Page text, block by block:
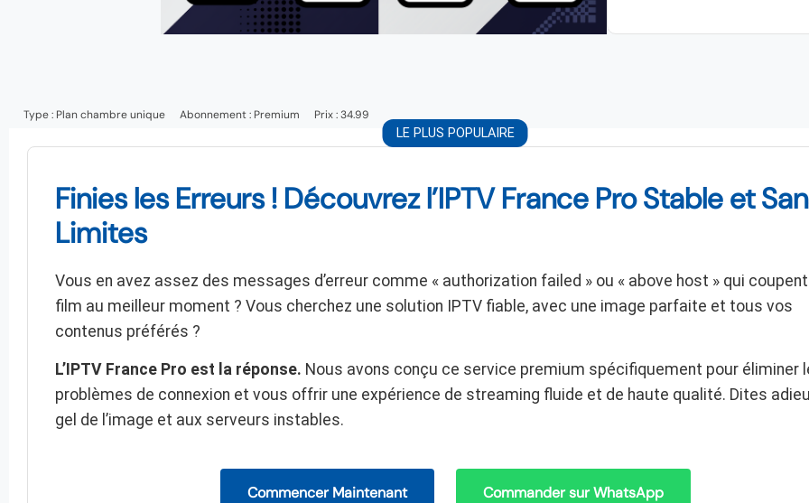
Type : Plan chambre unique Abonnement : Premium Prix : 34.99
Finies les Erreurs ! Découvrez l’IPTV France Pro Stable et
Limites
Vous en avez assez des messages d’erreur comme « authorization failed » ou « above host » qui
film au meilleur moment ? Vous cherchez une solution IPTV fiable, avec une image parfaite et tous vos
contenus préférés ?
L’IPTV France Pro est la réponse. Nous avons conçu ce service premium spécifiquement pour éliminer
problèmes de connexion et vous offrir une expérience de streaming fluide et de haute qualité. Dites
gel de l’image et aux serveurs instables.
Commencer Maintenant Commander sur WhatsApp
LE PLUS POPULAIRE